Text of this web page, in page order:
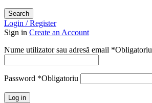
Search
Login / Register
Sign in Create an Account
Nume utilizator sau adresă email *Obligatoriu
Password *Obligatoriu
Log in